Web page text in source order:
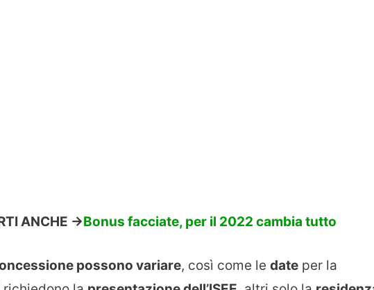
ANCHE ->Bonus facciate, per il 2022 cambia tutto
possono variare, così come le date per la